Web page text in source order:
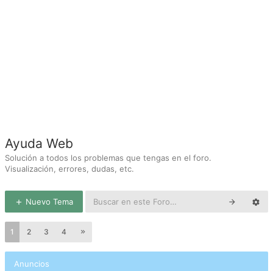
Ayuda Web
Solución a todos los problemas que tengas en el foro.
Visualización, errores, dudas, etc.
Nuevo Tema
1 2 3 4
Anuncios